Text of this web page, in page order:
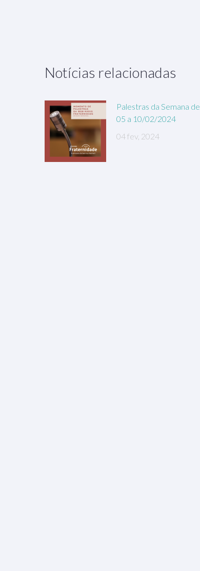
Notícias relacionadas
Palestras da Semana de
05 a 10/02/2024
04 fev, 2024